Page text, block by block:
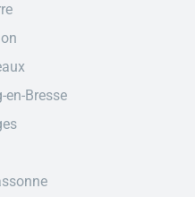
Bresse